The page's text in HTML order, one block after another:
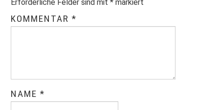
Erforderliche Felder sind mit* markiert
KOMMENTAR*
NAME*